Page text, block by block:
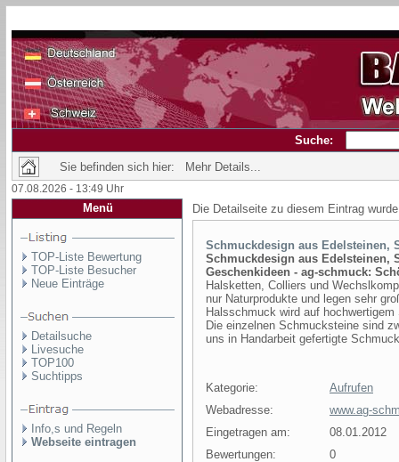
Suche:
Sie befinden sich hier: Mehr Details...
07.08.2026 - 13:49 Uhr
Menü
TOP-Liste Bewertung
TOP-Liste Besucher
Neue Einträge
Detailsuche
Livesuche
TOP100
Suchtipps
Info,s und Regeln
Webseite eintragen
Die Detailseite zu diesem Eintrag
Schmuckdesign aus Edelsteinen,
Schmuckdesign aus Edelsteinen,
Geschenkideen - ag-schmuck:
Halsketten, Colliers und
nur Naturprodukte und legen sehr
Halsschmuck wird auf
Die einzelnen Schmucksteine sind
uns in Handarbeit gefertigte
Kategorie:
Aufrufen
Webadresse:
www.ag-
Eingetragen am:
08.01.2012
Bewertungen:
0